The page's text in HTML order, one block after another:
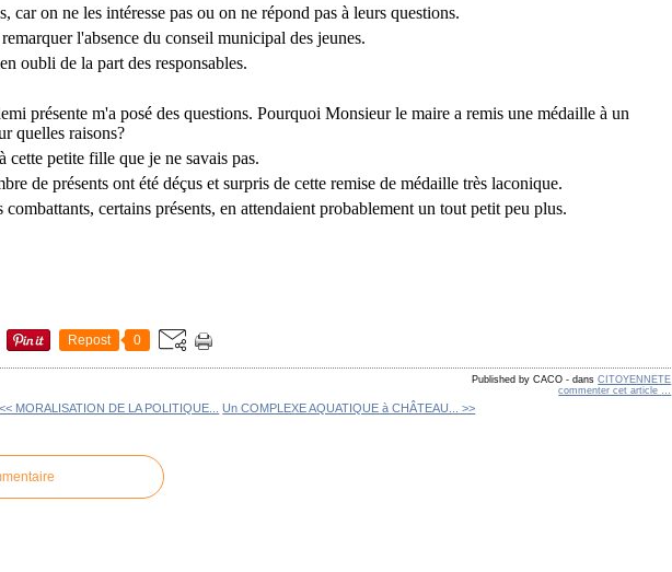
car on ne les intéresse pas ou on ne répond pas à leurs questions.
l'absence du conseil municipal des jeunes.
oubli de la part des responsables.
présente m'a posé des questions. Pourquoi Monsieur le maire a remis une médaille à un
quelles raisons?
cette petite fille que je ne savais pas.
de présents ont été déçus et surpris de cette remise de médaille très laconique.
certains présents, en attendaient probablement un tout petit peu plus.
Repost 0
Published by CACO - dansCITOYENNETE
commenter cet article …
<< MORALISATION DE LA POLITIQUE... Un COMPLEXE AQUATIQUE à CHÂTEAU... >>